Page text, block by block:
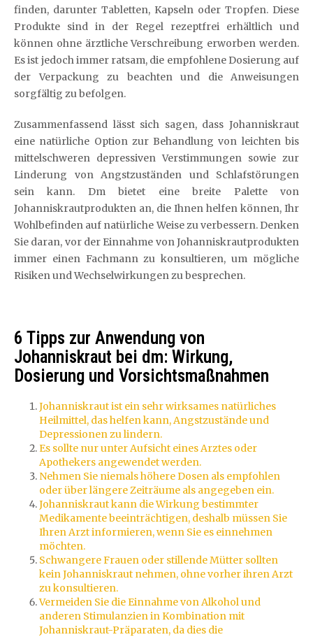
finden, darunter Tabletten, Kapseln oder Tropfen. Diese
Produkte sind in der Regel rezeptfrei erhältlich und
können ohne ärztliche Verschreibung erworben werden.
Es ist jedoch immer ratsam, die empfohlene Dosierung auf
der Verpackung zu beachten und die Anweisungen
sorgfältig zu befolgen.
Zusammenfassend lässt sich sagen, dass Johanniskraut
eine natürliche Option zur Behandlung von leichten bis
mittelschweren depressiven Verstimmungen sowie zur
Linderung von Angstzuständen und Schlafstörungen
sein kann. Dm bietet eine breite Palette von
Johanniskrautprodukten an, die Ihnen helfen können, Ihr
Wohlbefinden auf natürliche Weise zu verbessern. Denken
Sie daran, vor der Einnahme von Johanniskrautprodukten
immer einen Fachmann zu konsultieren, um mögliche
Risiken und Wechselwirkungen zu besprechen.
6 Tipps zur Anwendung von
Johanniskraut bei dm: Wirkung,
Dosierung und Vorsichtsmaßnahmen
Johanniskraut ist ein sehr wirksames natürliches
Heilmittel, das helfen kann, Angstzustände und
Depressionen zu lindern.
Es sollte nur unter Aufsicht eines Arztes oder
Apothekers angewendet werden.
Nehmen Sie niemals höhere Dosen als empfohlen
oder über längere Zeiträume als angegeben ein.
Johanniskraut kann die Wirkung bestimmter
Medikamente beeinträchtigen, deshalb müssen Sie
Ihren Arzt informieren, wenn Sie es einnehmen
möchten.
Schwangere Frauen oder stillende Mütter sollten
kein Johanniskraut nehmen, ohne vorher ihren Arzt
zu konsultieren.
Vermeiden Sie die Einnahme von Alkohol und
anderen Stimulanzien in Kombination mit
Johanniskraut-Präparaten, da dies die